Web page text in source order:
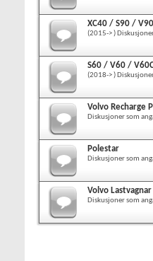
XC40 / S90 /
(2015-> )
S60 / V60 /
(2018-> )
Volvo Recharge
Diskusjoner som
Polestar
Diskusjoner som
Volvo
Diskusjoner som